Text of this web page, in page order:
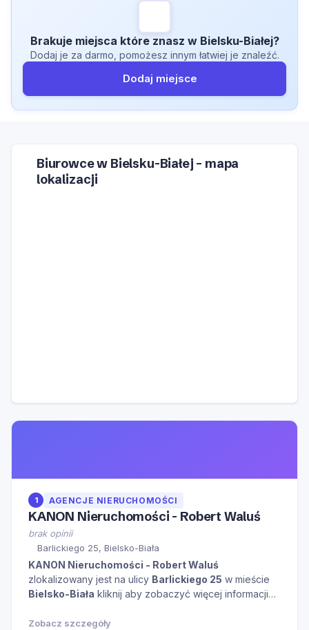
Brakuje miejsca które znasz w Bielsku-Białej?
Dodaj je za darmo, pomożesz innym łatwiej je znaleźć.
Dodaj miejsce
1 AGENCJE NIERUCHOMOŚCI
KANON Nieruchomości - Robert Waluś
brak opinii
Barlickiego 25, Bielsko-Biała
KANON Nieruchomości - Robert Waluś
zlokalizowany jest na ulicy Barlickiego 25 w mieście
Bielsko-Biała kliknij aby zobaczyć więcej informacji
Zobacz szczegóły
Biurowce w Bielsku-Białej – mapa
lokalizacji